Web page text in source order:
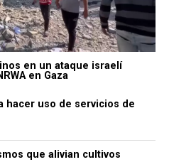
en un ataque israelí
en Gaza
hacer uso de servicios de
que alivian cultivos